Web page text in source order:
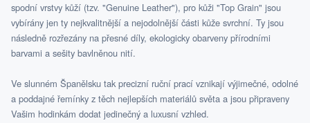
spodní vrstvy kůží (tzv. "Genuine Leather"), pro kůži "Top Grain" jsou
vybírány jen ty nejkvalitnější a nejodolnější části kůže svrchní. Ty jsou
následně rozřezány na přesné díly, ekologicky obarveny přírodními
barvami a sešity bavlněnou nití.
Ve slunném Španělsku tak precizní ruční prací vznikají výjimečné, odolné
a poddajné řemínky z těch nejlepších materiálů světa a jsou připraveny
Vašim hodinkám dodat jedinečný a luxusní vzhled.